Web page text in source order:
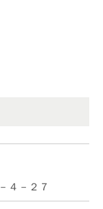
４－２７